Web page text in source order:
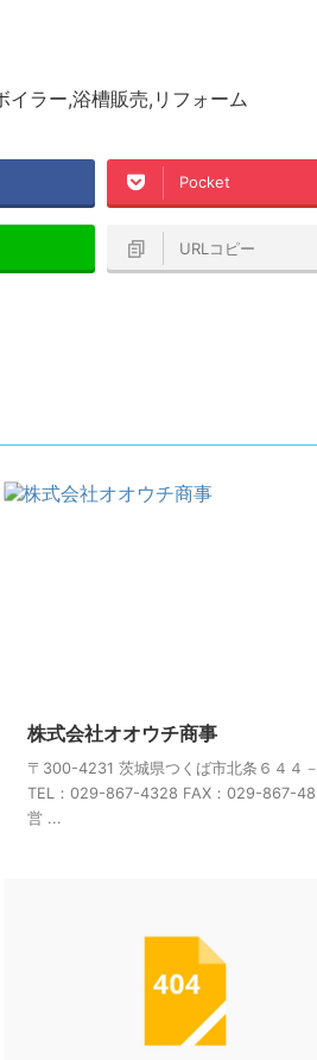
イラー,浴槽販売,リフォーム
Pocket
URLコピー
株式会社オオウチ商事
〒300-4231 茨城県つくば市北条６４４
TEL：029-867-4328 FAX：029-867-
営 ...